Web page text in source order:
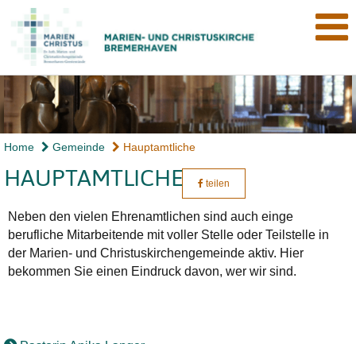
Home Gemeinde Hauptamtliche
HAUPTAMTLICHE teilen
Neben den vielen Ehrenamtlichen sind auch einge
berufliche Mitarbeitende mit voller Stelle oder Teilstelle in
der Marien- und Christuskirchengemeinde aktiv. Hier
bekommen Sie einen Eindruck davon, wer wir sind.